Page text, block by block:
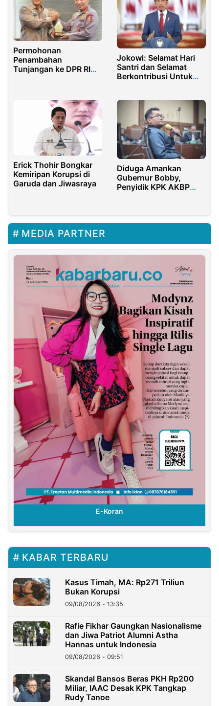
Permohonan
Penambahan
Tunjangan ke DPR RI
Jokowi: Selamat Hari
Santri dan Selamat
Berkontribusi Untuk
Erick Thohir Bongkar
Kemiripan Korupsi di
Garuda dan Jiwasraya
Diduga Amankan
Gubernur Bobby,
Penyidik KPK AKBP
MEDIA PARTNER
E-Koran
KABAR TERBARU
Kasus Timah, MA: Rp271 Triliun
Bukan Korupsi
09/08/2026 - 13:35
Rafie Fikhar Gaungkan Nasionalisme
dan Jiwa Patriot Alumni Astha
Hannas untuk Indonesia
09/08/2026 - 09:51
Skandal Bansos Beras PKH Rp200
Miliar, IAAC Desak KPK Tangkap
Rudy Tanoe